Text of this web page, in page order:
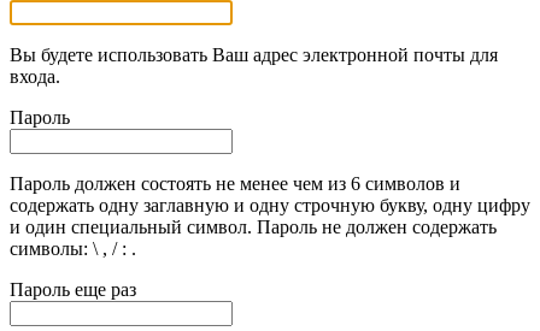
Вы будете использовать Ваш адрес электронной почты для
входа.
Пароль
Пароль должен состоять не менее чем из 6 символов и
содержать одну заглавную и одну строчную букву, одну цифру
и один специальный символ. Пароль не должен содержать
символы: \ , / : .
Пароль еще раз